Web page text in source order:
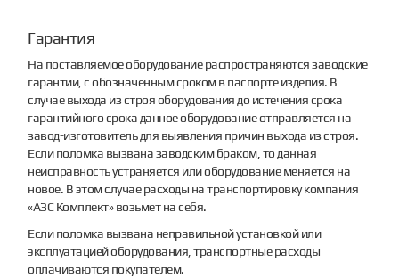
Гарантия
На поставляемое оборудование распространяются заводские
гарантии, с обозначенным сроком в паспорте изделия. В
случае выхода из строя оборудования до истечения срока
гарантийного срока данное оборудование отправляется на
завод-изготовитель для выявления причин выхода из строя.
Если поломка вызвана заводским браком, то данная
неисправность устраняется или оборудование меняется на
новое. В этом случае расходы на транспортировку компания
«АЗС Комплект» возьмет на себя.
Если поломка вызвана неправильной установкой или
эксплуатацией оборудования, транспортные расходы
оплачиваются покупателем.